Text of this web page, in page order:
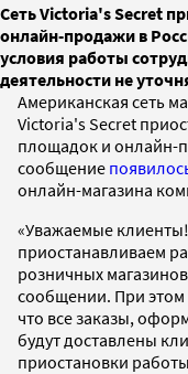
Сеть Victoria's Secret
онлайн-продажи в
условия работы
деятельности не
Американская сеть
Victoria's Secret
площадок и онлайн-
сообщение
онлайн-магазина
«Уважаемые
приостанавливаем
розничных
сообщении. При этом
что все заказы,
будут доставлены
приостановки